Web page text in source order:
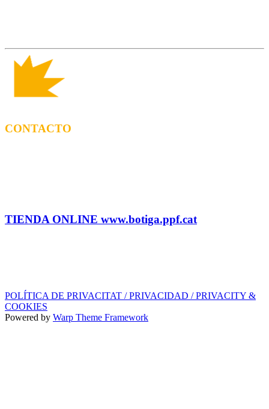
CONTACTO
TIENDA ONLINE www.botiga.ppf.cat
POLÍTICA DE PRIVACITAT / PRIVACIDAD / PRIVACITY &
COOKIES
Powered by Warp Theme Framework